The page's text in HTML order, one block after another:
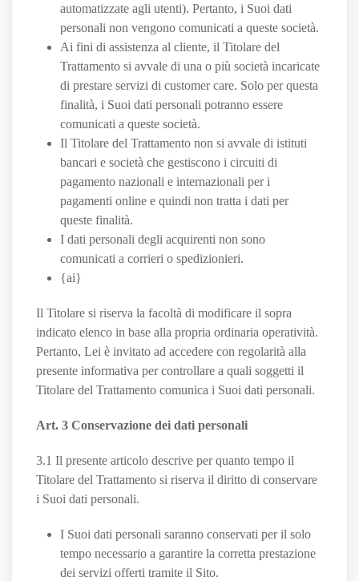
automatizzate agli utenti). Pertanto, i Suoi dati
personali non vengono comunicati a queste società.
Ai fini di assistenza al cliente, il Titolare del
Trattamento si avvale di una o più società incaricate
di prestare servizi di customer care. Solo per questa
finalità, i Suoi dati personali potranno essere
comunicati a queste società.
Il Titolare del Trattamento non si avvale di istituti
bancari e società che gestiscono i circuiti di
pagamento nazionali e internazionali per i
pagamenti online e quindi non tratta i dati per
queste finalità.
I dati personali degli acquirenti non sono
comunicati a corrieri o spedizionieri.
{ai}
Il Titolare si riserva la facoltà di modificare il sopra
indicato elenco in base alla propria ordinaria operatività.
Pertanto, Lei è invitato ad accedere con regolarità alla
presente informativa per controllare a quali soggetti il
Titolare del Trattamento comunica i Suoi dati personali.
Art. 3 Conservazione dei dati personali
3.1 Il presente articolo descrive per quanto tempo il
Titolare del Trattamento si riserva il diritto di conservare
i Suoi dati personali.
I Suoi dati personali saranno conservati per il solo
tempo necessario a garantire la corretta prestazione
dei servizi offerti tramite il Sito.